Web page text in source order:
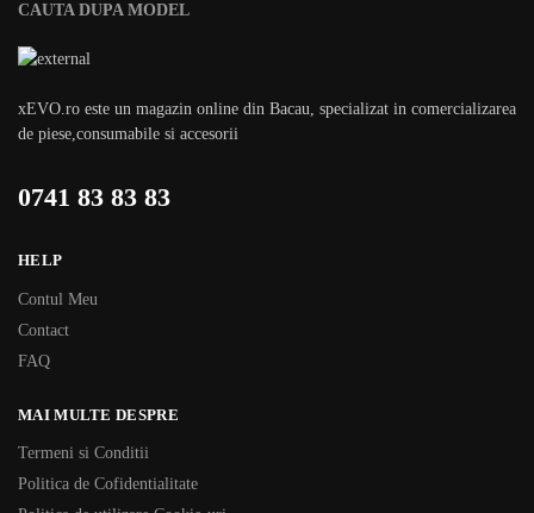
CAUTA DUPA MODEL
xEVO.ro este un magazin online din Bacau, specializat in comercializarea
de piese,consumabile si accesorii
0741 83 83 83
HELP
Contul Meu
Contact
FAQ
MAI MULTE DESPRE
Termeni si Conditii
Politica de Cofidentialitate